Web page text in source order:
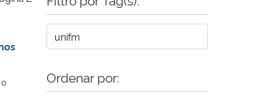
Ordenar por: